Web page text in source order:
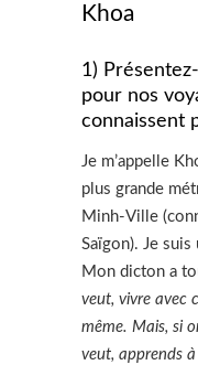
Khoa
1)
pour nos
connaissent
Je m’appelle
plus grande
Minh-Ville
Saïgon). Je
Mon dicton a
veut, vivre avec
même. Mais, si
veut, apprends à